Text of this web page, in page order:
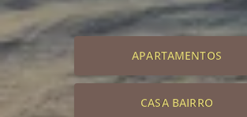
APARTAMENTOS
CASA BAIRRO